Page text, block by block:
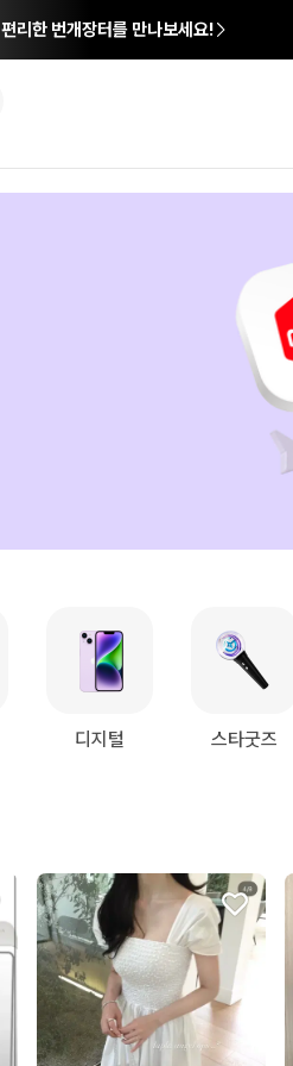
리한 번개장터를 만나보세요!
디지털 스타굿즈